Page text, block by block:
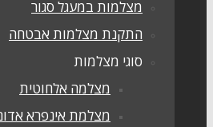
מצלמות במעגל סגור
התקנת מצלמות אבטחה
סוגי מצלמות
מצלמה אלחוטית
מצלמת אינפרא אדום